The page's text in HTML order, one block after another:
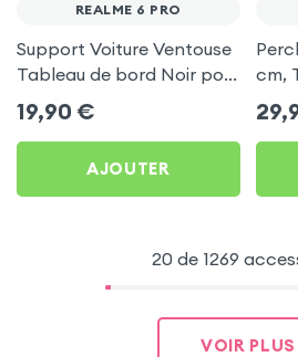
REALME 6 PRO
Support Voiture Ventouse
Tableau de bord Noir pour
Realme 6 Pro
19,90 €
AJOUTER
cm,
Pro
20 de 1269
VOIR PLUS